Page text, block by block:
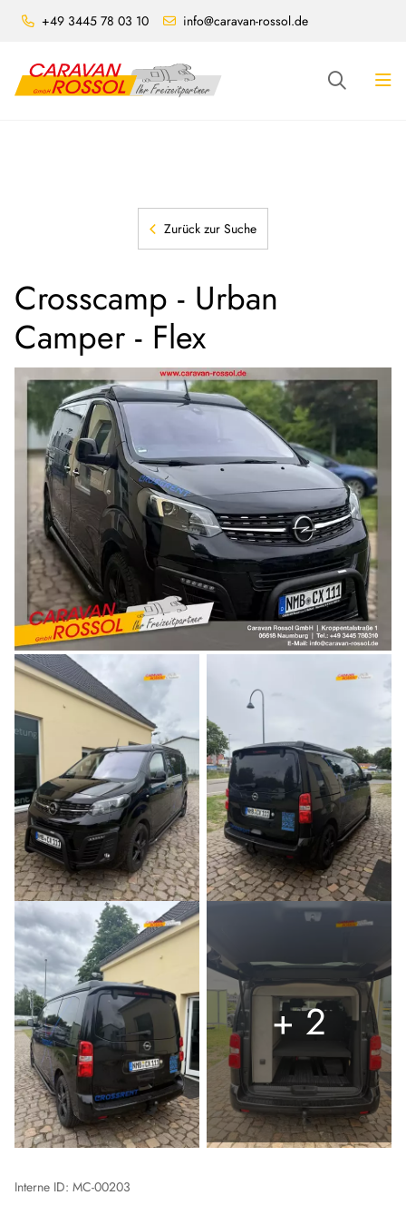
+49 3445 78 03 10 info@caravan-rossol.de
Zurück zur Suche
Crosscamp - Urban
Camper - Flex
+ 2
Interne ID: MC-00203